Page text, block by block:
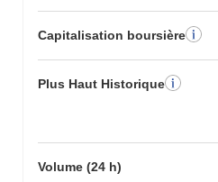
Capitalisation boursière
Plus Haut Historique
Volume (24 h)